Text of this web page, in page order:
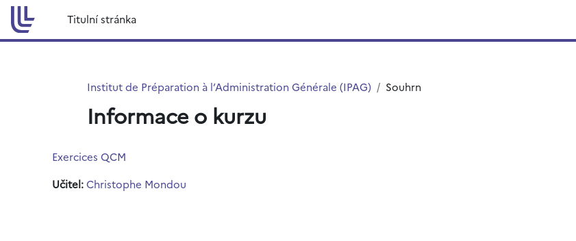
Přejít k hlavnímu obsahu
Titulní stránka
Institut de Préparation à l’Administration Générale (IPAG) Souhrn
Informace o kurzu
Exercices QCM
Učitel:Christophe Mondou